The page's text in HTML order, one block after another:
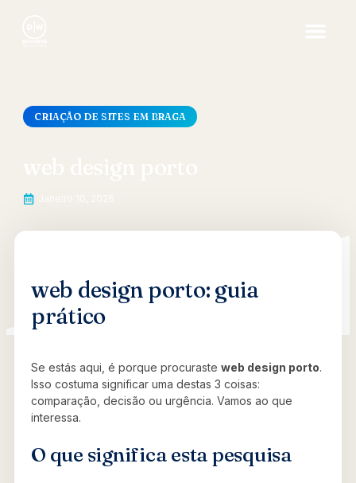
CRIAÇÃO DE SITES EM BRAGA
web design porto: guia
prático
Se estás aqui, é porque procuraste web design porto.
Isso costuma significar uma destas 3 coisas:
comparação, decisão ou urgência. Vamos ao que
interessa.
O que significa esta pesquisa